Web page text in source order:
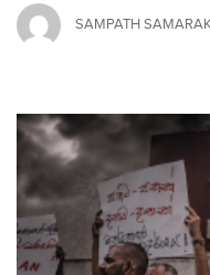
SAMPATH